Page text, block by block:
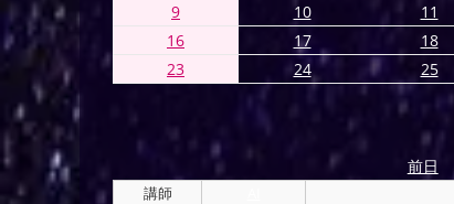
9
10 11
16
17 18
23
24 25
前日
講師